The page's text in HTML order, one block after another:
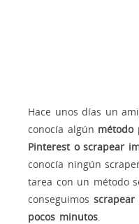
Hace unos días un
conocía algún método
Pinterest o scrapear
conocía ningún
tarea con un método
conseguimos scrapear
pocos minutos.